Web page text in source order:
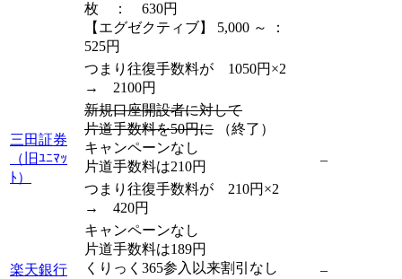
枚 ： 630円
【エグゼクティブ】 5,000 ～ ：
525円
つまり往復手数料が 1050円×2
→ 2100円
三田証券
（旧ﾕﾆﾏｯ
ﾄ）
新規口座開設者に対して
片道手数料を50円に （終了）
キャンペーンなし
片道手数料は210円
–
つまり往復手数料が 210円×2
→ 420円
楽天銀行
キャンペーンなし
片道手数料は189円
くりっく365参入以来割引なし
–